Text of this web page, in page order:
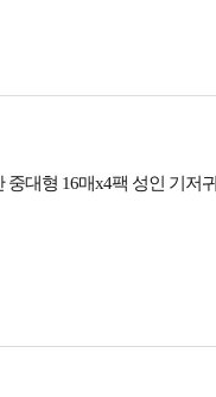
중대형 16매x4팩 성인 기저귀